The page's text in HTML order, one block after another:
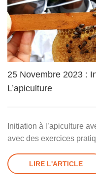
25 Novembre 2023 :
L’apiculture
Initiation à l’apiculture
avec des exercices
LIRE L'ARTICLE